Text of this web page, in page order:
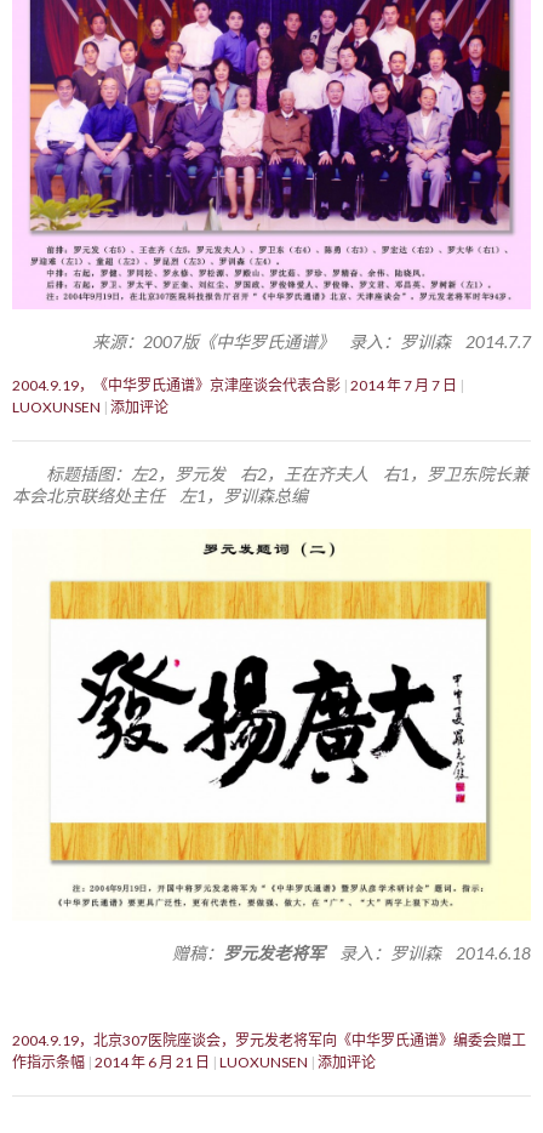
来源：2007版《中华罗氏通谱》 录入：罗训森 2014.7.7
2004.9.19，《中华罗氏通谱》京津座谈会代表合影 2014 年 7 月 7 日
LUOXUNSEN 添加评论
标题插图：左2，罗元发 右2，王在齐夫人 右1，罗卫东院长兼
本会北京联络处主任 左1，罗训森总编
赠稿： 罗元发老将军录入：罗训森 2014.6.18
2004.9.19，北京307医院座谈会，罗元发老将军向《中华罗氏通谱》编委会赠工
作指示条幅 2014 年 6 月 21 日 LUOXUNSEN 添加评论